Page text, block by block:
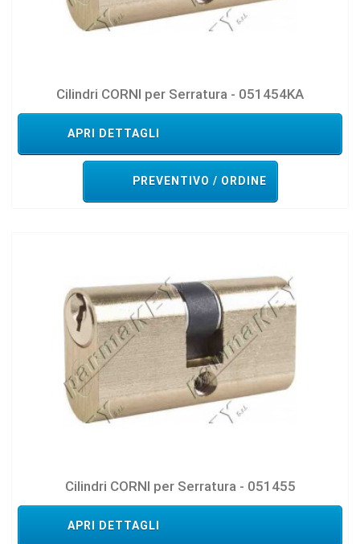
Cilindri CORNI per Serratura - 051454KA
APRI DETTAGLI
PREVENTIVO / ORDINE
Cilindri CORNI per Serratura - 051455
APRI DETTAGLI